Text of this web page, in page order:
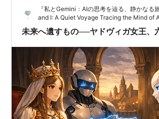
をすることになったのか、その舞台裏をお
ます！ そもそも「オペラケーキ」ってどん
ペラケーキ（フランス語で「ガトー…
『私とGemini：AIの思考を辿る、静かなる
and I: A Quiet Voyage Tracing the Mind of
未来へ遺すもの──ヤドヴィガ女王、